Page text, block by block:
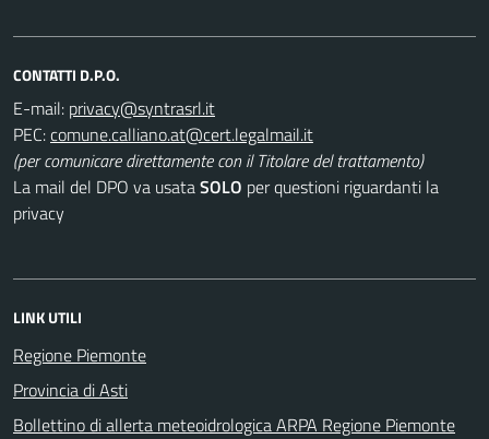
CONTATTI D.P.O.
E-mail:
PEC:
(per comunicare direttamente con il Titolare del trattamento)
La mail del DPO va usataSOLO per questioni riguardanti la
privacy
LINK UTILI
Regione Piemonte
Provincia di Asti
Bollettino di allerta meteoidrologica ARPA Regione Piemonte